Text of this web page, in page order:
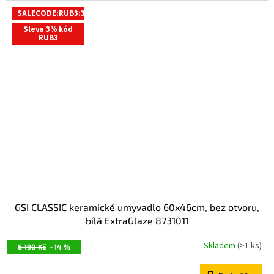
SALECODE:RUB3:3:%
Sleva 3% kód
RUB3
6 190 Kč –14 %
GSI CLASSIC keramické umyvadlo 60x46cm, bez otvoru,
bílá ExtraGlaze 8731011
Skladem (>1 ks)